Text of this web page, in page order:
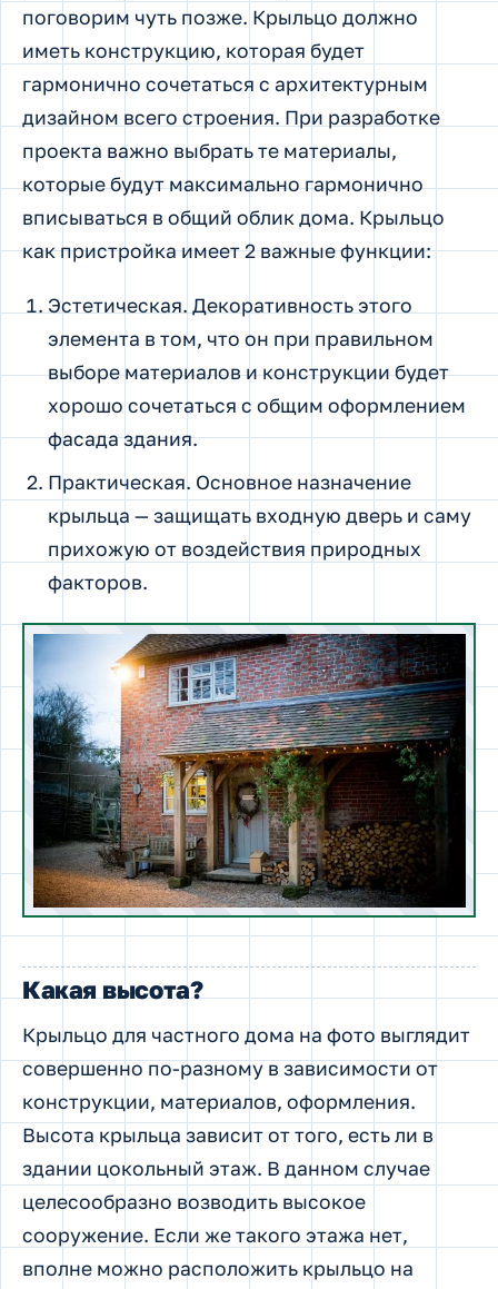
поговорим чуть позже. Крыльцо должно
иметь конструкцию, которая будет
гармонично сочетаться с архитектурным
дизайном всего строения. При разработке
проекта важно выбрать те материалы,
которые будут максимально гармонично
вписываться в общий облик дома. Крыльцо
как пристройка имеет 2 важные функции:
Эстетическая. Декоративность этого
элемента в том, что он при правильном
выборе материалов и конструкции будет
хорошо сочетаться с общим оформлением
фасада здания.
Практическая. Основное назначение
крыльца — защищать входную дверь и саму
прихожую от воздействия природных
факторов.
Какая высота?
Крыльцо для частного дома на фото выглядит
совершенно по-разному в зависимости от
конструкции, материалов, оформления.
Высота крыльца зависит от того, есть ли в
здании цокольный этаж. В данном случае
целесообразно возводить высокое
сооружение. Если же такого этажа нет,
вполне можно расположить крыльцо на